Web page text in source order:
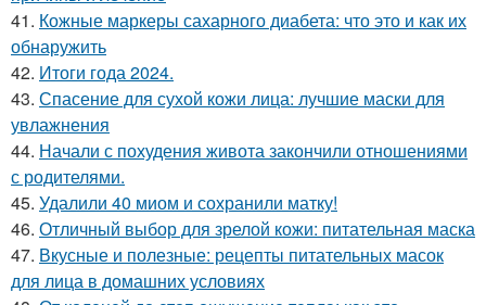
41. Кожные маркеры сахарного диабета: что это и как их
обнаружить
42. Итоги года 2024.
43. Спасение для сухой кожи лица: лучшие маски для
увлажнения
44. Начали с похудения живота закончили отношениями
с родителями.
45. Удалили 40 миом и сохранили матку!
46. Отличный выбор для зрелой кожи: питательная маска
47. Вкусные и полезные: рецепты питательных масок
для лица в домашних условиях